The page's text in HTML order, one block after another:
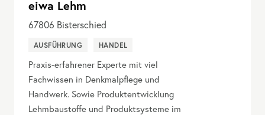
eiwa Lehm
67806 Bisterschied
AUSFÜHRUNG HANDEL
Praxis-erfahrener Experte mit viel
Fachwissen in Denkmalpflege und
Handwerk. Sowie Produktentwicklung
Lehmbaustoffe und Produktsysteme im